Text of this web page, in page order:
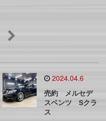
2024.04.6
売約 メルセデ
スベンツ Sクラ
ス